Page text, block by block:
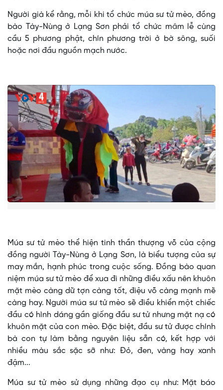
Người già kể rằng, mỗi khi tổ chức múa sư tử mèo, đồng
bào Tày-Nùng ở Lạng Sơn phải tổ chức mâm lễ cùng
cầu 5 phương phật, chín phương trời ở bờ sông, suối
hoặc nơi đầu nguồn mạch nước.
Múa sư tử mèo thể hiện tinh thần thượng võ của cộng
đồng người Tày-Nùng ở Lạng Sơn, là biểu tượng của sự
may mắn, hạnh phúc trong cuộc sống. Đồng bào quan
niệm múa sư tử mèo để xua đi những điều xấu nên khuôn
mặt mèo càng dữ tợn càng tốt, điệu võ càng mạnh mẽ
càng hay. Người múa sư tử mèo sẽ điều khiển một chiếc
đầu có hình dáng gần giống đầu sư tử nhưng mặt nạ có
khuôn mặt của con mèo. Đặc biệt, đầu sư tử được chính
bà con tự làm bằng nguyên liệu sẵn có, kết hợp với
nhiều màu sắc sặc sỡ như: Đỏ, đen, vàng hay xanh
đậm...
Múa sư tử mèo sử dụng những đạo cụ như: Mặt báo